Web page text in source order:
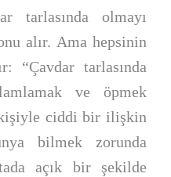
tarlasında olmayı
alır. Ama hepsinin
“Çavdar tarlasında
ve öpmek
kişiyle ciddi bir ilişkin
bilmek zorunda
açık bir şekilde